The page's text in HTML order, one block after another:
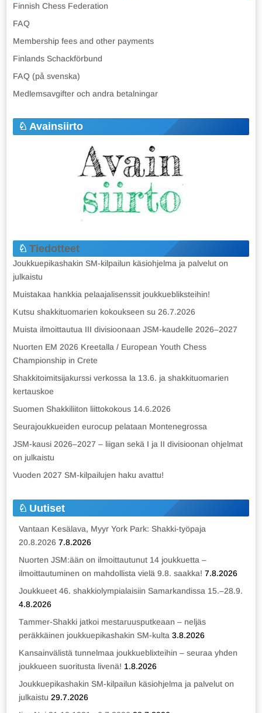
Finnish Chess Federation
FAQ
Membership fees and other payments
Finlands Schackförbund
FAQ (på svenska)
Medlemsavgifter och andra betalningar
Avainsiirto
Tiedotteet
Joukkuepikashakin SM-kilpailun käsiohjelma ja palvelut on
julkaistu
Muistakaa hankkia pelaajalisenssit joukkuebliksteihin!
Kutsu shakkituomarien kokoukseen su 26.7.2026
Muista ilmoittautua III divisioonaan JSM-kaudelle 2026–2027
Nuorten EM 2026 Kreetalla / European Youth Chess
Championship in Crete
Shakkitoimitsijakurssi verkossa la 13.6. ja shakkituomarien
kertauskoe
Suomen Shakkiliiton liittokokous 14.6.2026
Seurajoukkueiden eurocup pelataan Montenegrossa
JSM-kausi 2026–2027 – liigan sekä I ja II divisioonan ohjelmat
on julkaistu
Vuoden 2027 SM-kilpailujen haku avattu!
Uutiset
Vantaan Kesälava, Myyr York Park: Shakki-työpaja
20.8.2026 7.8.2026
Nuorten JSM:ään on ilmoittautunut 14 joukkuetta –
ilmoittautuminen on mahdollista vielä 9.8. saakka! 7.8.2026
Joukkueet 46. shakkiolympialaisiin Samarkandissa 15.–28.9.
4.8.2026
Tammer-Shakki jatkoi mestaruusputkeaan – neljäs
peräkkäinen joukkuepikashakin SM-kulta 3.8.2026
Kansainvälistä tunnelmaa joukkueblixteihin – seuraa yhden
joukkueen suoritusta livenä! 1.8.2026
Joukkuepikashakin SM-kilpailun käsiohjelma ja palvelut on
julkaistu 29.7.2026